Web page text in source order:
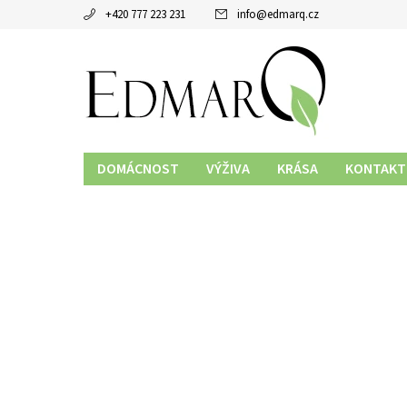
+420 777 223 231 info@edmarq.cz
DOMÁCNOST VÝŽIVA KRÁSA